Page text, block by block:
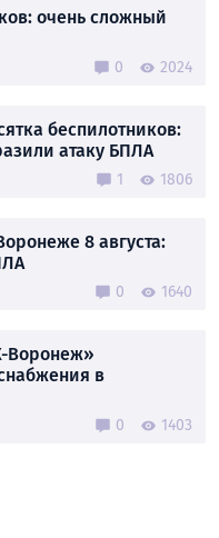
очень сложный
0 2024
беспилотников:
атаку БПЛА
1 1806
8 августа:
0 1640
Воронеж»
в
0 1403